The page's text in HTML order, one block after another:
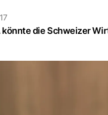
die Schweizer